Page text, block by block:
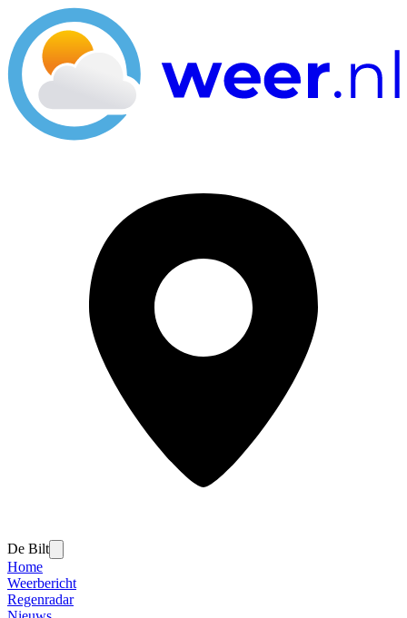
De Bilt
Home
Weerbericht
Regenradar